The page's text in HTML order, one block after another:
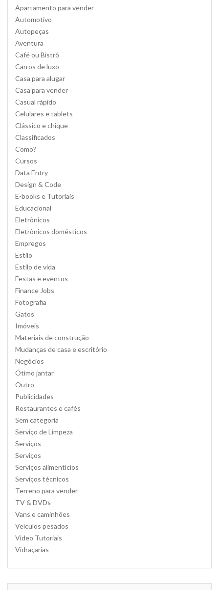
Apartamento para vender
Automotivo
Autopeças
Aventura
Café ou Bistrô
Carros de luxo
Casa para alugar
Casa para vender
Casual rápido
Celulares e tablets
Clássico e chique
Classificados
Como?
Cursos
Data Entry
Design & Code
E-books e Tutoriais
Educacional
Eletrônicos
Eletrônicos domésticos
Empregos
Estilo
Estilo de vida
Festas e eventos
Finance Jobs
Fotografia
Gatos
Imóveis
Materiais de construção
Mudanças de casa e escritório
Negócios
Ótimo jantar
Outro
Publicidades
Restaurantes e cafés
Sem categoria
Serviço de Limpeza
Serviços
Serviços
Serviços alimentícios
Serviços técnicos
Terreno para vender
TV & DVDs
Vans e caminhões
Veículos pesados
Video Tutoriais
Vidraçarias